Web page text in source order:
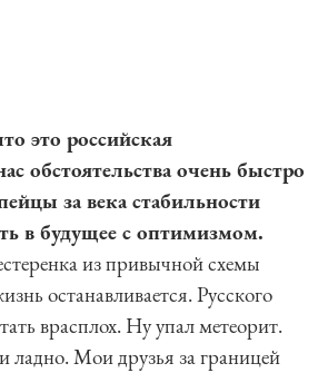
это российская
обстоятельства очень быстро
за века стабильности
в будущее с оптимизмом.
из привычной схемы
останавливается. Русского
врасплох. Ну упал метеорит.
ладно. Мои друзья за границей